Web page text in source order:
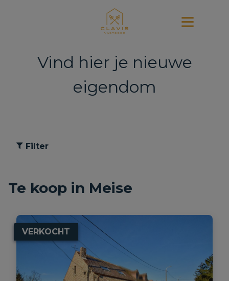
Vind hier je nieuwe
eigendom
Filter
Te koop in Meise
VERKOCHT